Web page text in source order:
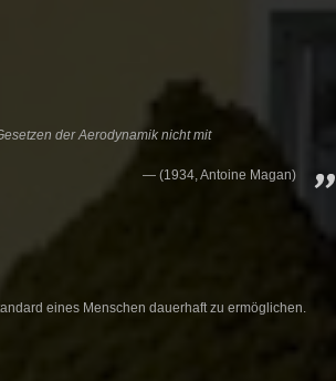
der Aerodynamik nicht mit
(1934, Antoine Magan)
eines Menschen dauerhaft zu ermöglichen.